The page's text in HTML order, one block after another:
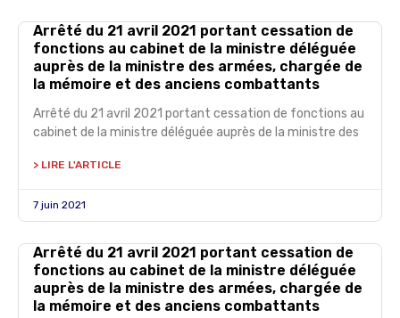
Arrêté du 21 avril 2021 portant cessation de
fonctions au cabinet de la ministre déléguée
auprès de la ministre des armées, chargée de
la mémoire et des anciens combattants
Arrêté du 21 avril 2021 portant cessation de fonctions au
cabinet de la ministre déléguée auprès de la ministre des
> LIRE L'ARTICLE
7 juin 2021
Arrêté du 21 avril 2021 portant cessation de
fonctions au cabinet de la ministre déléguée
auprès de la ministre des armées, chargée de
la mémoire et des anciens combattants